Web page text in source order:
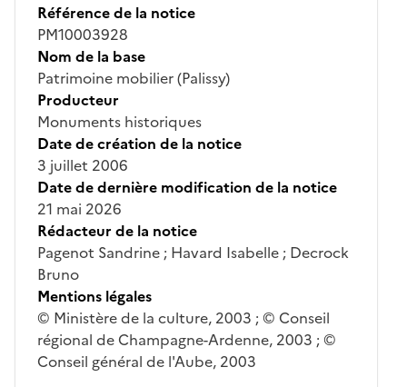
Référence de la notice
PM10003928
Nom de la base
Patrimoine mobilier (Palissy)
Producteur
Monuments historiques
Date de création de la notice
3 juillet 2006
Date de dernière modification de la notice
21 mai 2026
Rédacteur de la notice
Pagenot Sandrine ; Havard Isabelle ; Decrock
Bruno
Mentions légales
© Ministère de la culture, 2003 ; © Conseil
régional de Champagne-Ardenne, 2003 ; ©
Conseil général de l'Aube, 2003